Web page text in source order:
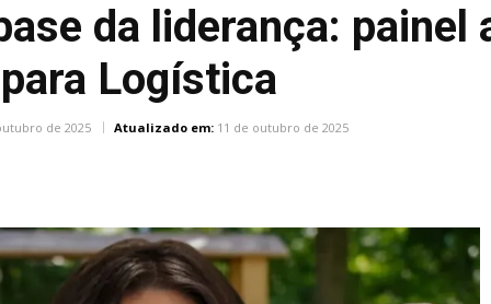
da liderança: painel
Logística
de 2025 Atualizado em: 11 de outubro de 2025